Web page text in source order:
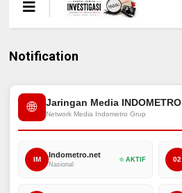
Notification
🌐 Jaringan Media INDOMETRO
Network Media Indometro Grup
IM
Indometro.net
Nasional
AKTIF 02